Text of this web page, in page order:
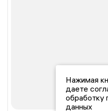
Нажимая
даете
обработку
данных